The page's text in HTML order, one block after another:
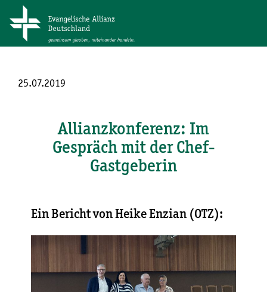
25.07.2019
Allianzkonferenz: Im
Gespräch mit der Chef-
Gastgeberin
Ein Bericht von Heike Enzian (OTZ):